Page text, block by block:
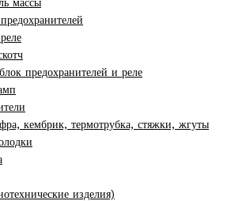
предохранителей и реле
кембрик, термотрубка, стяжки, жгуты
изделия)